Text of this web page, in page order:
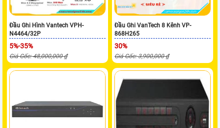
Đầu Ghi Hình Vantech VPH-
N4464/32P
5%-35%
Giá Gốc: 48,000,000 ₫
Đầu Ghi VanTech 8 Kênh VP-
868H265
30%
Giá Gốc: 3,900,000 ₫